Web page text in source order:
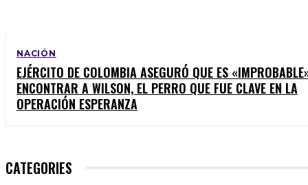
NACIÓN
EJÉRCITO DE COLOMBIA ASEGURÓ QUE ES
ENCONTRAR A WILSON, EL PERRO QUE FUE CLAVE EN LA
OPERACIÓN ESPERANZA
CATEGORIES